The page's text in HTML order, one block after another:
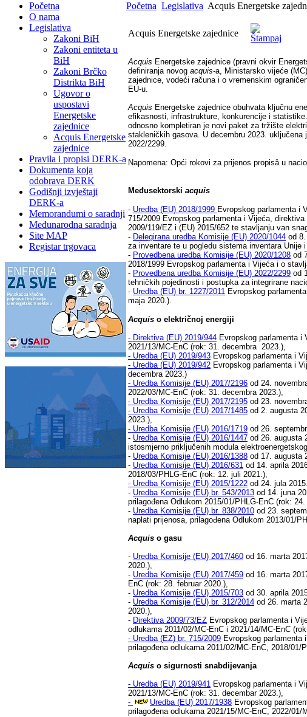
Početna
O nama
Legislativa
Zakoni BiH
Zakoni entiteta u
BiH
Zakoni Brčko
Distrikta BiH
Ugovor o
uspostavi
Energetske
zajednice
Acquis Energetske
zajednice
Pravila i propisi DERK-a
Dokumenta koja
odobrava DERK
Godišnji izvještaji
DERK-a
Memorandumi o saradnji
Međunarodna saradnja
Site MAP
Registar trgovaca
Početna Legislativa Acquis Energetske
Acquis Energetske zajednice
Acquis Energetske zajednice (pravni okvir
definiranja novog acquis-a, Ministarsko vijeće
zajednice, vodeći računa i o vremenskim
EU-u.
Acquis Energetske zajednice obuhvata ključnu
efikasnosti, infrastrukture, konkurencije i
odnosno kompletiran je novi paket za tržište
stakleničkih gasova. U decembru 2023.
2022/2299.
Napomena: Opći rokovi za prijenos propisâ u
Međusektorski acquis
- Uredba (EU) 2018/1999 Evropskog parlamenta i
715/2009 Evropskog parlamenta i Vijeća,
2009/119/EZ i (EU) 2015/652 te stavljanju van
- Delegirana uredba Komisije (EU) 2020/1044 оd
za inventare te u pogledu sistema inventara Unije
- Provedbena uredba Komisije (EU) 2020/1208 od
2018/1999 Evropskog parlamenta i Vijeća i o
- Provedbena uredba Komisije (EU) 2022/2299 оd
tehničkih pojedinosti i postupka za integrirane
- Uredba (EU) br. 1227/2011 Evropskog
maja 2020.).
Acquis o električnoj energiji
- Direktiva (EU) 2019/944 Evropskog parlamenta i
2021/13/MC-EnC (rok: 31. decembra 2023.),
- Uredba (EU) 2019/943 Evropskog parlamenta i
- Uredba (EU) 2019/942 Evropskog parlamenta i
decembra 2023.)
- Uredba Komisije (EU) 2017/2196 od 24.
2022/03/MC-EnC (rok: 31. decembra 2023.),
- Uredba Komisije (EU) 2017/2195 od 23.
- Uredba Komisije (EU) 2017/1485 od 2. augusta
2023.),
- Uredba Komisije (EU) 2016/1719 od 26.
- Uredba Komisije (EU) 2016/1447 od 26. augusta
istosmjerno priključenih modula
- Uredba Komisije (EU) 2016/1388 od 17. augusta
- Uredba Komisije (EU) 2016/631 od 14. aprila
2018/03/PHLG-EnC (rok: 12. juli 2021.),
- Uredba Komisije (EU) 2015/1222 od 24. jula
- Uredba Komisije (EU) br. 543/2013 od 14. juna
prilagođena Odlukom 2015/01/PHLG-EnC (rok:
- Uredba Komisije (EU) br. 838/2010 od 23.
naplati prijenosa, prilagođena Odlukom 2013/01/
Acquis o gasu
- Uredba Komisije (EU) 2017/460 od 16. marta
2020.),
- Uredba Komisije (EU) 2017/459 od 16. marta
EnC (rok: 28. februar 2020.),
- Uredba Komisije (EU) 2015/703 od 30. aprila
- Uredba Komisije (EU) br. 312/2014 od 26. marta
2020.),
- Direktiva 2009/73/EZ Evropskog parlamenta i
odlukama 2011/02/MC-EnC i 2021/14/MC-EnC
- Uredba (EZ) br. 715/2009 Evropskog parlamenta
prilagođena odlukama 2011/02/MC-EnC, 2018/
Acquis o sigurnosti snabdijevanja
- Uredba (EU) 2019/941 Evropskog parlamenta i
2021/13/MC-EnC (rok: 31. decembar 2023.),
-
Uredba (EU) 2017/1938 Evropskog
prilagođena odlukama 2021/15/MC-EnC, 2022/